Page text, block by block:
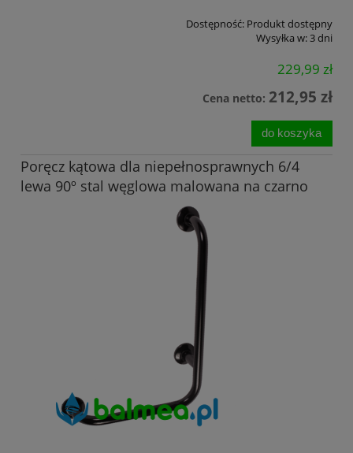
Dostępność: Produkt dostępny
Wysyłka w:3 dni
229,99 zł
Cena netto: 212,95 zł
do koszyka
Poręcz kątowa dla niepełnosprawnych 6/4
lewa 90º stal węglowa malowana na czarno